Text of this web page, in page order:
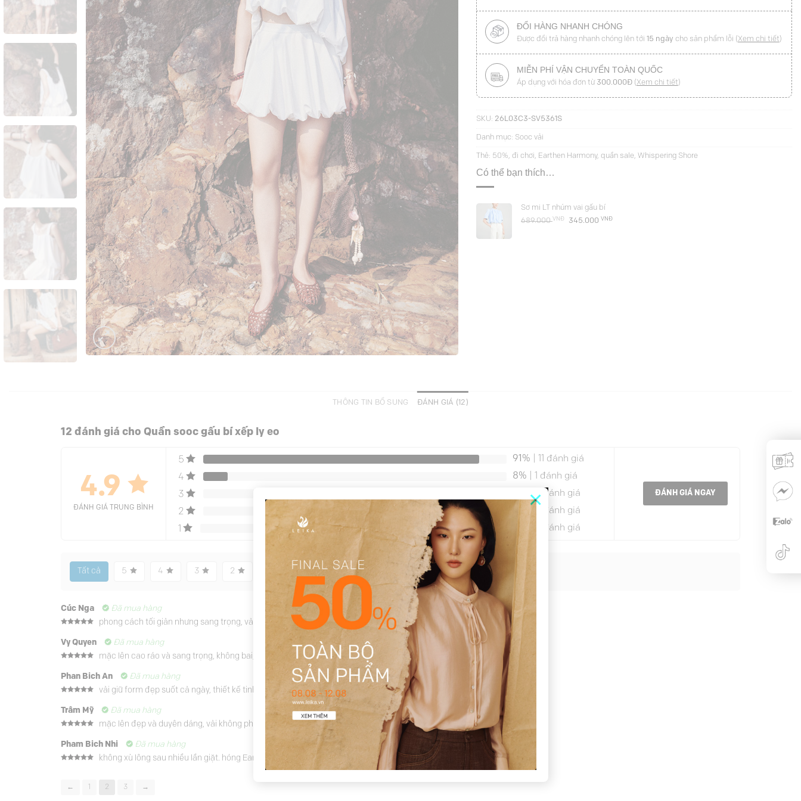
×
ĐỔI HÀNG NHANH CHÓNG
Được đổi trả hàng nhanh chóng lên tới 15 ngày cho sản phẩm lỗi (Xem chi tiết)
MIỄN PHÍ VẬN CHUYỂN TOÀN QUỐC
Áp dụng với hóa đơn từ 300.000Đ(Xem chi tiết)
SKU: 26L03C3-SV5361S
Danh mục: Sooc vải
Thẻ: 50% đi chơi Earthen Harmony, quần sale Whispering Shore
Có thể bạn thích…
Sơ mi LT nhúm vai gấu bí
689.000VNĐ
Giá
345.000 VNĐGiá
THÔNG TIN BỔ SUNG ĐÁNH GIÁ (12)
12 đánh giá cho Quần sooc gấu bí xếp ly eo
4.9
ĐÁNH GIÁ TRUNG BÌNH
5 91% | 11 đánh giá
4
8% | 1 đánh giá
3
| 0 đánh giá
2
| 0 đánh giá
| 0 đánh giá
ĐÁNH GIÁ NGAY
Tất cả 5 4 3 2 Có video Có ảnh
Cúc Nga Đã mua hàng
sao
phong cách tối giản nhưng sang trọng, vải mướt, mặc lên tự tin hẳn. chờ Earthen Harmony lâu quá.
Vy Quyen Đã mua hàng
hạng
sao
mặc lên cao ráo và sang trọng, không bai, không co rút. bộ sưu tập Earthen Harmony rất ấn tượng.
Phan Bich An Đã mua hàng
hạng
sao
vải giữ form đẹp suốt cả ngày, thiết kế tinh tế, hợp xu hướng. Earthen Harmony đúng như mong đợi.
Trâm Mỹ Đã mua hàng
hạng
sao
mặc lên đẹp và duyên dáng, vải không phai màu dù giặt nhiều. hóng bộ này từ lâu rồi.
Pham Bich Nhi Đã mua hàng
không xù lông sau nhiều lần giặt. hóng Earthen Harmony từ hồi công bố.
← 1 2 3 →